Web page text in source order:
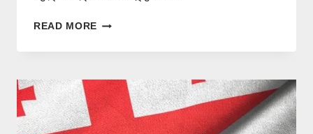
READ MORE ᲞᲝᲚᲝᲜᲣᲠᲘ
ᲜᲝᲢᲐᲠᲘᲣᲚᲘ
–
577546577